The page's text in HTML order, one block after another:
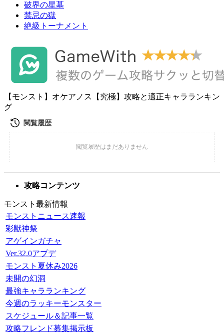
破界の星墓
禁忌の獄
絶級トーナメント
【モンスト】オケアノス【究極】攻略と適正キャラランキン
グ
攻略コンテンツ
モンスト最新情報
モンストニュース速報
彩獣神祭
アゲインガチャ
Ver.32.0アプデ
モンスト夏休み2026
未開の幻洞
最強キャラランキング
今週のラッキーモンスター
スケジュール＆記事一覧
攻略フレンド募集掲示板